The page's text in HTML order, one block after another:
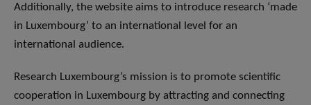
Additionally, the website aims to introduce research ‘made
in Luxembourg’ to an international level for an
international audience.
Research Luxembourg’s mission is to promote scientific
cooperation in Luxembourg by attracting and connecting